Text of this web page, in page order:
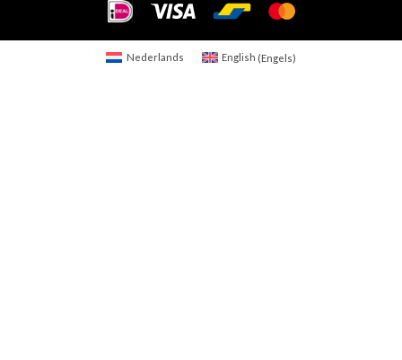
Nederlands English (Engels)